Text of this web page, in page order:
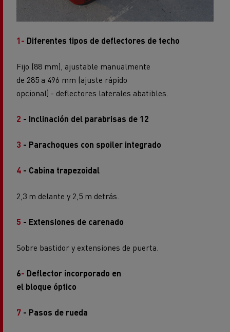
1- Diferentes tipos de deflectores de techo
Fijo (88 mm), ajustable manualmente
de 285 a 496 mm (ajuste rápido
opcional) - deflectores laterales abatibles.
2 - Inclinación del parabrisas de 12
3 - Parachoques con spoiler integrado
4 - Cabina trapezoidal
2,3 m delante y 2,5 m detrás.
5 - Extensiones de carenado
Sobre bastidor y extensiones de puerta.
6- Deflector incorporado en
el bloque óptico
7 - Pasos de rueda